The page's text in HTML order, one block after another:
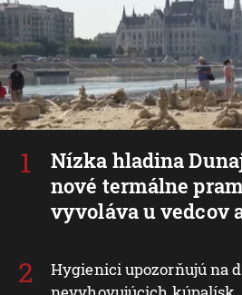
Nízka hladina
nové termálne
vyvoláva u vedcov
Hygienici upozorňujú na